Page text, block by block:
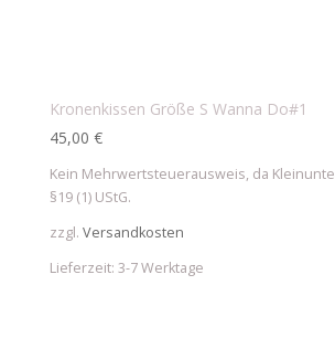
Kronenkissen Größe S Wanna Do#1
45,00 €
Kein Mehrwertsteuerausweis, da
§19 (1) UStG.
zzgl. Versandkosten
Lieferzeit: 3-7 Werktage